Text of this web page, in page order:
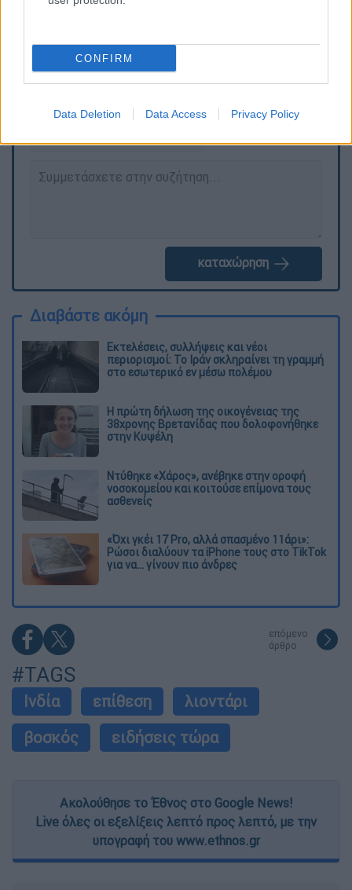
CONFIRM
Data Deletion Data Access Privacy Policy
καταχώρηση
Διαβάστε ακόμη
Εκτελέσεις, συλλήψεις και νέοι
περιορισμοί: Το Ιράν σκληραίνει τη γραμμή
στο εσωτερικό εν μέσω πολέμου
Η πρώτη δήλωση της οικογένειας της
38χρονης Βρετανίδας που δολοφονήθηκε
στην Κυψέλη
Ντύθηκε «Χάρος», ανέβηκε στην οροφή
νοσοκομείου και κοιτούσε επίμονα τους
ασθενείς
«Όχι γκέι 17 Pro, αλλά σπασμένο 11άρι»:
Ρώσοι διαλύουν τα iPhone τους στο TikTok
για να... γίνουν πιο άνδρες
επόμενο
άρθρο
#TAGS
Ινδία επίθεση
λιοντάρι
βοσκός
ειδήσεις τώρα
Ακολούθησε το Έθνος στο Google News!
Live όλες οι εξελίξεις λεπτό προς λεπτό, με την
υπογραφή του www.ethnos.gr